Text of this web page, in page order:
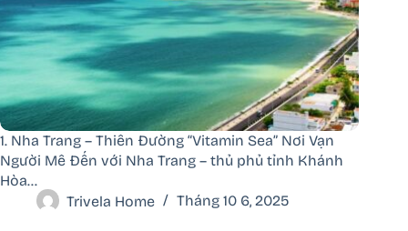
1. Nha Trang – Thiên Đường “Vitamin Sea” Nơi Vạn
Người Mê Đến với Nha Trang – thủ phủ tỉnh Khánh
Hòa…
Trivela Home
Tháng 10 6, 2025